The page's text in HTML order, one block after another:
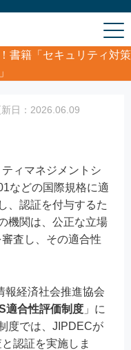
書籍「セキュリティ対策
日：2026.06.09
ィマネジメントシ
などの国際規格に適
、認証を付与するた
機関は、公正な立場
査し、その適合性
報経済社会推進協会
適合性評価制度 」に
度では、JIPDECが
認証を実施しま